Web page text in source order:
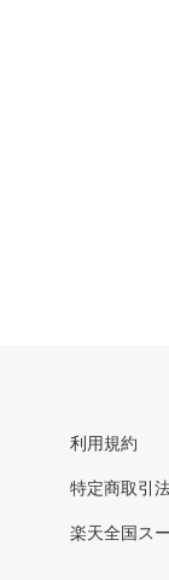
利用規約
特定商取引
楽天全国ス